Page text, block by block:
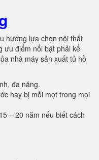
hướng lựa chọn nội thất
ưu điểm nổi bật phải kể
nhà máy sản xuất tủ hồ
đa năng.
hay bị mối mọt trong mọi
– 20 năm nếu biết cách